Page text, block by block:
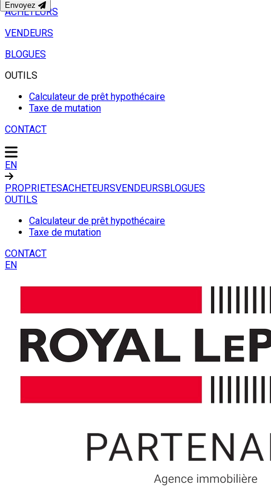
ACHETEURS
VENDEURS
BLOGUES
OUTILS
Calculateur de prêt hypothécaire
Taxe de mutation
CONTACT
EN
PROPRIETESACHETEURSVENDEURSBLOGUES
OUTILS
Calculateur de prêt hypothécaire
Taxe de mutation
CONTACT
EN
Envoyez